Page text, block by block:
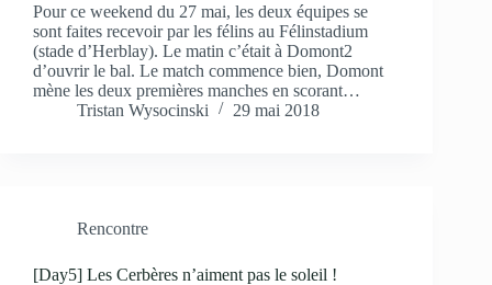
Pour ce weekend du 27 mai, les deux équipes se
sont faites recevoir par les félins au Félinstadium
(stade d’Herblay). Le matin c’était à Domont2
d’ouvrir le bal. Le match commence bien, Domont
mène les deux premières manches en scorant…
Tristan Wysocinski
29 mai 2018
Rencontre
[Day5] Les Cerbères n’aiment pas le soleil !